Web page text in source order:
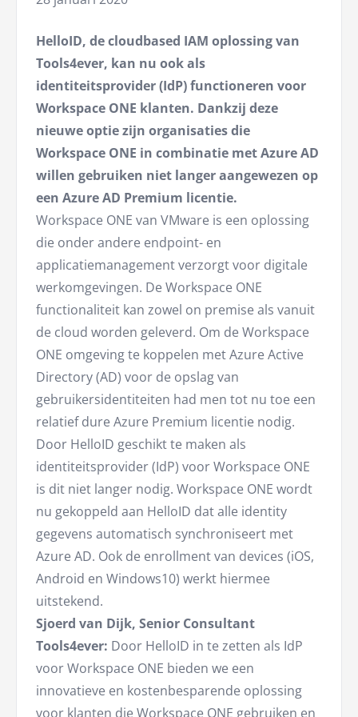
HelloID, de cloudbased IAM oplossing van
Tools4ever, kan nu ook als
identiteitsprovider (IdP) functioneren voor
Workspace ONE klanten. Dankzij deze
nieuwe optie zijn organisaties die
Workspace ONE in combinatie met Azure AD
willen gebruiken niet langer aangewezen op
een Azure AD Premium licentie.
Workspace ONE van VMware is een oplossing
die onder andere endpoint- en
applicatiemanagement verzorgt voor digitale
werkomgevingen. De Workspace ONE
functionaliteit kan zowel on premise als vanuit
de cloud worden geleverd. Om de Workspace
ONE omgeving te koppelen met Azure Active
Directory (AD) voor de opslag van
gebruikersidentiteiten had men tot nu toe een
relatief dure Azure Premium licentie nodig.
Door HelloID geschikt te maken als
identiteitsprovider (IdP) voor Workspace ONE
is dit niet langer nodig. Workspace ONE wordt
nu gekoppeld aan HelloID dat alle identity
gegevens automatisch synchroniseert met
Azure AD. Ook de enrollment van devices (iOS,
Android en Windows10) werkt hiermee
uitstekend.
Sjoerd van Dijk, Senior Consultant
Tools4ever: Door HelloID in te zetten als IdP
voor Workspace ONE bieden we een
innovatieve en kostenbesparende oplossing
voor klanten die Workspace ONE gebruiken en